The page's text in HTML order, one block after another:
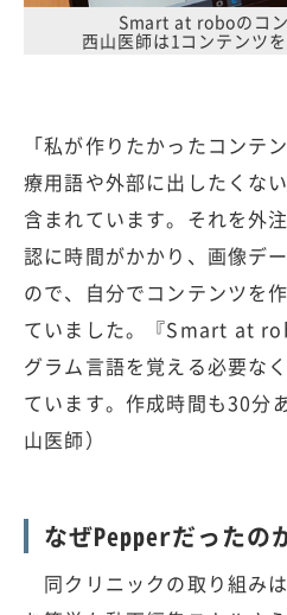
Smart at roboのコ
西山医師は1コンテンツ
「私が作りたかったコンテ
療用語や外部に出したくな
含まれています。それを外
認に時間がかかり、画像デ
ので、自分でコンテンツを
ていました。『Smart at
グラム言語を覚える必要な
ています。作成時間も30分
山医師）
なぜPepperだったの
同クリニックの取り組み